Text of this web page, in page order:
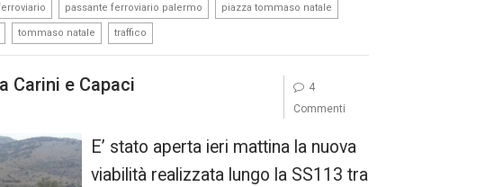
passante ferroviario palermo piazza tommaso natale
tommaso natale traffico
Carini e Capaci
E’ stato aperta ieri mattina la nuova
viabilità realizzata lungo la SS113 tra
4
Commenti